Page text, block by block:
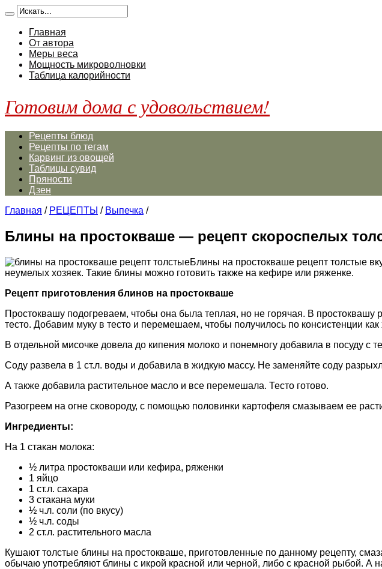
Главная
От автора
Меры веса
Мощность микроволновки
Таблица калорийности
Готовим дома с удовольствием!
Рецепты блюд
Рецепты по тегам
Карвинг из овощей
Таблицы сувид
Пряности
Дзен
Главная / РЕЦЕПТЫ / Выпечка /
Блины на простокваше — рецепт скороспелых
Блины на простокваше рецепт толстые
неумелых хозяек. Такие блины можно готовить также на кефире или ряженке.
Рецепт приготовления блинов на простокваше
Простоквашу подогреваем, чтобы она была теплая, но не горячая. В
тесто. Добавим муку в тесто и перемешаем, чтобы получилось по консистенции
В отдельной мисочке довела до кипения молоко и понемногу добавила в посуду с
Соду развела в 1 ст.л. воды и добавила в жидкую массу. Не заменяйте соду
А также добавила растительное масло и все перемешала. Тесто готово.
Разогреем на огне сковороду, с помощью половинки картофеля смазываем ее
Ингредиенты:
На 1 стакан молока:
½ литра простокваши или кефира, ряженки
1 яйцо
1 ст.л. сахара
3 стакана муки
½ ч.л. соли (по вкусу)
½ ч.л. соды
2 ст.л. растительного масла
Кушают толстые блины на простокваше, приготовленные по данному рецепту,
обычаю употребляют блины с икрой красной или черной, либо с красной рыбой.